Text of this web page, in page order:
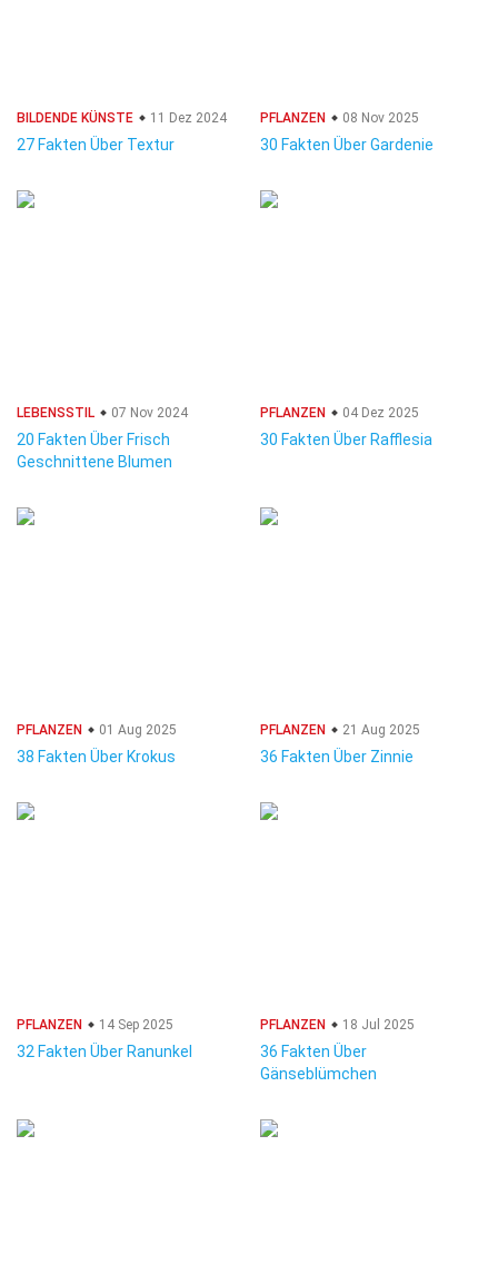
BILDENDE KÜNSTE 11 Dez 2024
27 Fakten Über Textur
PFLANZEN 08 Nov 2025
30 Fakten Über Gardenie
LEBENSSTIL 07 Nov 2024
20 Fakten Über Frisch
Geschnittene Blumen
PFLANZEN 04 Dez 2025
30 Fakten Über Rafflesia
PFLANZEN 01 Aug 2025
38 Fakten Über Krokus
PFLANZEN 21 Aug 2025
36 Fakten Über Zinnie
PFLANZEN 14 Sep 2025
32 Fakten Über Ranunkel
PFLANZEN 18 Jul 2025
36 Fakten Über
Gänseblümchen